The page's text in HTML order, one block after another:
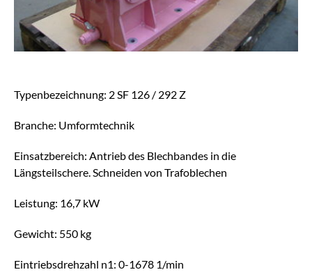
Typenbezeichnung: 2 SF 126 / 292 Z
Branche: Umformtechnik
Einsatzbereich: Antrieb des Blechbandes in die
Längsteilschere. Schneiden von Trafoblechen
Leistung: 16,7 kW
Gewicht: 550 kg
Eintriebsdrehzahl n1: 0-1678 1/min